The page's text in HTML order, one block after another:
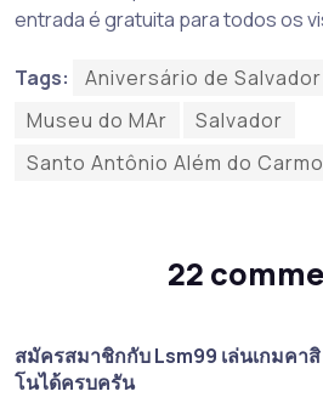
entrada é gratuita para todos os
Tags: Aniversário de Salvador
Museu do MAr
Salvador
Santo Antônio Além do Carmo
22
สมัครสมาชิกกับ Lsm99 เล่นเกมคาสิ
โนได้ครบครัน